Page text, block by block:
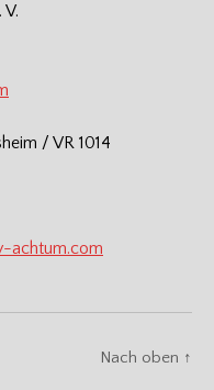
/ VR 1014
achtum.com
Nach oben ↑